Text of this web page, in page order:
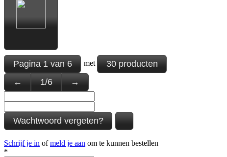
Pagina1van6 met
30 producten
←
1/6 →
Wachtwoord vergeten?
Schrijf je in ofmeld je aan om te kunnen bestellen
*